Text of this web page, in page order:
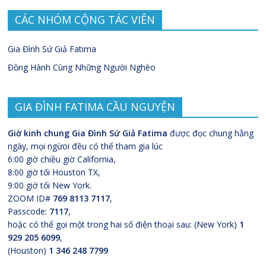
CÁC NHÓM CỘNG TÁC VIÊN
Gia Đình Sứ Giả Fatima
Đồng Hành Cùng Những Người Nghèo
GIA ĐÌNH FATIMA CẦU NGUYỆN
Giờ kinh chung Gia Đình Sứ Giả Fatima được đọc chung hằng
ngày, mọi ngừoi đều có thể tham gia lúc
6:00 giờ chiều giờ California,
8:00 giờ tối Houston TX,
9:00 giờ tối New York.
ZOOM ID# 769 8113 7117,
Passcode: 7117,
hoặc có thể gọi một trong hai số điện thoại sau: (New York) 1
929 205 6099,
(Houston) 1 346 248 7799